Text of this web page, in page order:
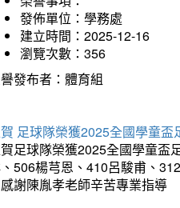
發佈單位：學務處
建立時間：2025-12-16
瀏覽次數：356
發布者：體育組
足球隊榮獲2025全國學童盃
足球隊榮獲2025全國學童盃
506楊芎恩、410呂駿甫、
謝陳胤孝老師辛苦專業指導